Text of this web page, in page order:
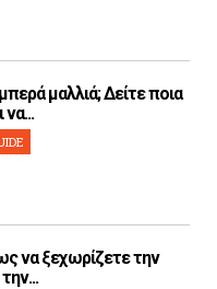
μαλλιά; Δείτε ποια
να...
να ξεχωρίζετε την